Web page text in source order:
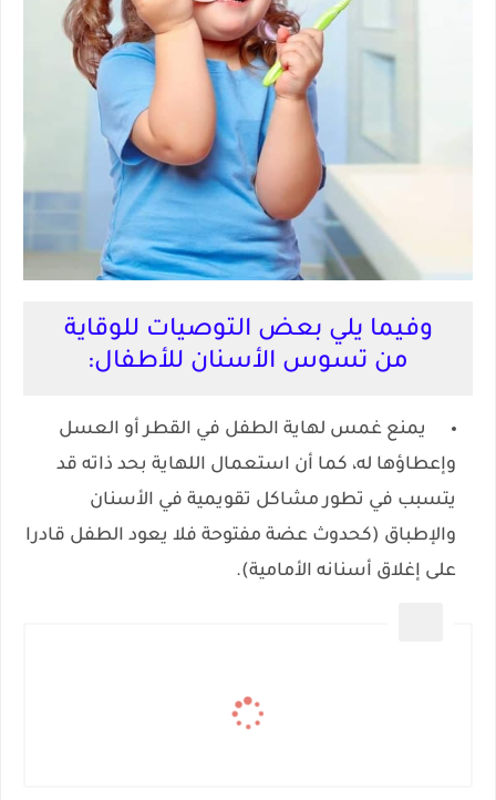
وفيما يلي بعض التوصيات للوقاية
من تسوس الأسنان للأطفال:
يمنع غمس لهاية الطفل في القطر أو العسل
وإعطاؤها له، كما أن استعمال اللهاية بحد ذاته قد
يتسبب في تطور مشاكل تقويمية في الأسنان
والإطباق (كحدوث عضة مفتوحة فلا يعود الطفل قادرا
على إغلاق أسنانه الأمامية).